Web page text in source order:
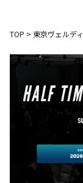
TOP > 東京ヴェルディ